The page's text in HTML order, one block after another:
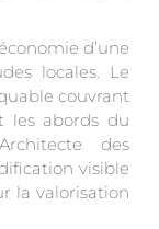
d’une
locales. Le
couvrant
les abords du
des
visible
la valorisation